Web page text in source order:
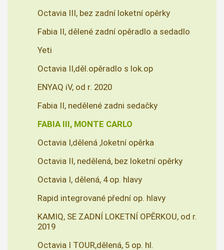
Octavia III, bez zadní loketní opěrky
Fabia II, dělené zadní opěradlo a sedadlo
Yeti
Octavia II,děl.opěradlo s lok.op
ENYAQ iV, od r. 2020
Fabia II, nedělené zadni sedačky
FABIA III, MONTE CARLO
Octavia I,dělená ,loketní opěrka
Octavia II, nedělená, bez loketní opěrky
Octavia I, dělená, 4 op. hlavy
Rapid integrované přední op. hlavy
KAMIQ, SE ZADNÍ LOKETNÍ OPĚRKOU, od r.
2019
Octavia I TOUR,dělená, 5 op. hl.